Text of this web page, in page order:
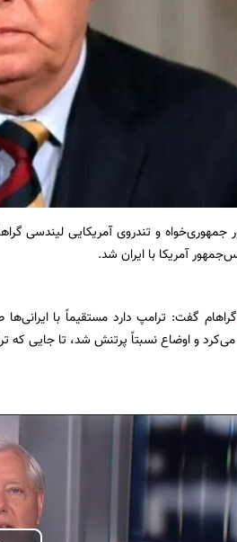
جمهوری‌خواه و تندروی آمریکایی لیندسی
آمریکا با ایران شد.
گفت: ترامپ دارد مستقیماً با
و اوضاع نسبتاً پرتنش شد، تا جایی که